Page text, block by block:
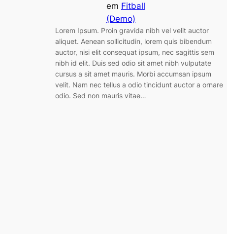
em Fitball
(Demo)
Lorem Ipsum. Proin gravida nibh vel velit auctor
aliquet. Aenean sollicitudin, lorem quis bibendum
auctor, nisi elit consequat ipsum, nec sagittis sem
nibh id elit. Duis sed odio sit amet nibh vulputate
cursus a sit amet mauris. Morbi accumsan ipsum
velit. Nam nec tellus a odio tincidunt auctor a ornare
odio. Sed non mauris vitae…